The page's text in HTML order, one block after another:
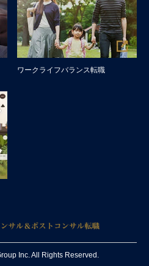
ワークライフバランス転職
Inc. All Rights Reserved.